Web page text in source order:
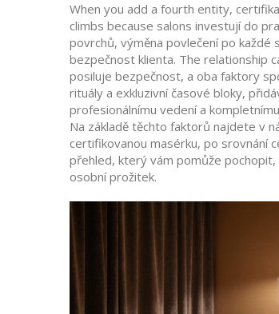
When you add a fourth entity,
climbs because salons investují do
povrchů, výměna povlečení po každé
bezpečnost klienta. The relationship
posiluje bezpečnost, a oba faktory
rituály a exkluzivní časové bloky,
profesionálnímu vedení a
Na základě těchto faktorů najdete v
certifikovanou masérku, po srovnání
přehled, který vám pomůže
osobní prožitek.